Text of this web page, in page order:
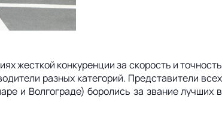
жесткой конкуренции за скорость и точность
разных категорий. Представители всех
и Волгограде) боролись за звание лучших в